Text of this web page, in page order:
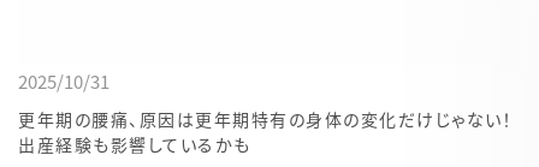
2025/10/31
更年期の腰痛、原因は更年期特有の身体の変化だけじゃない！
出産経験も影響しているかも